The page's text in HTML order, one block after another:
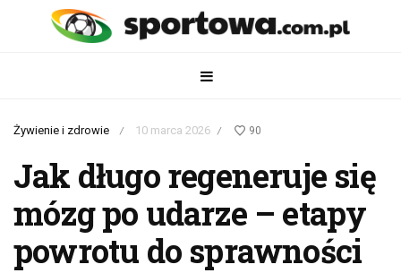
Żywienie i zdrowie / 10 marca 2026 / 90
Jak długo regeneruje się
mózg po udarze – etapy
powrotu do sprawności